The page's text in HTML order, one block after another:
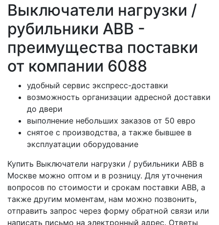
Выключатели нагрузки /
рубильники ABB -
преимущества поставки
от компании 6088
удобный сервис экспресс-доставки
возможность организации адресной доставки
до двери
выполнение небольших заказов от 50 евро
снятое с производства, а также бывшее в
эксплуатации оборудование
Купить Выключатели нагрузки / рубильники ABB в
Москве можно оптом и в розницу. Для уточнения
вопросов по стоимости и срокам поставки ABB, а
также другим моментам, нам можно позвонить,
отправить запрос через форму обратной связи или
написать письмо на электронный адрес. Ответы